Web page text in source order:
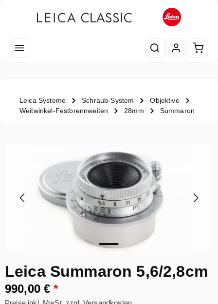
Leica Systeme Schraub-System
Objektive
Weitwinkel-Festbrennweiten
28mm Summaron
Leica Summaron 5,6/2,8cm
990,00 €*